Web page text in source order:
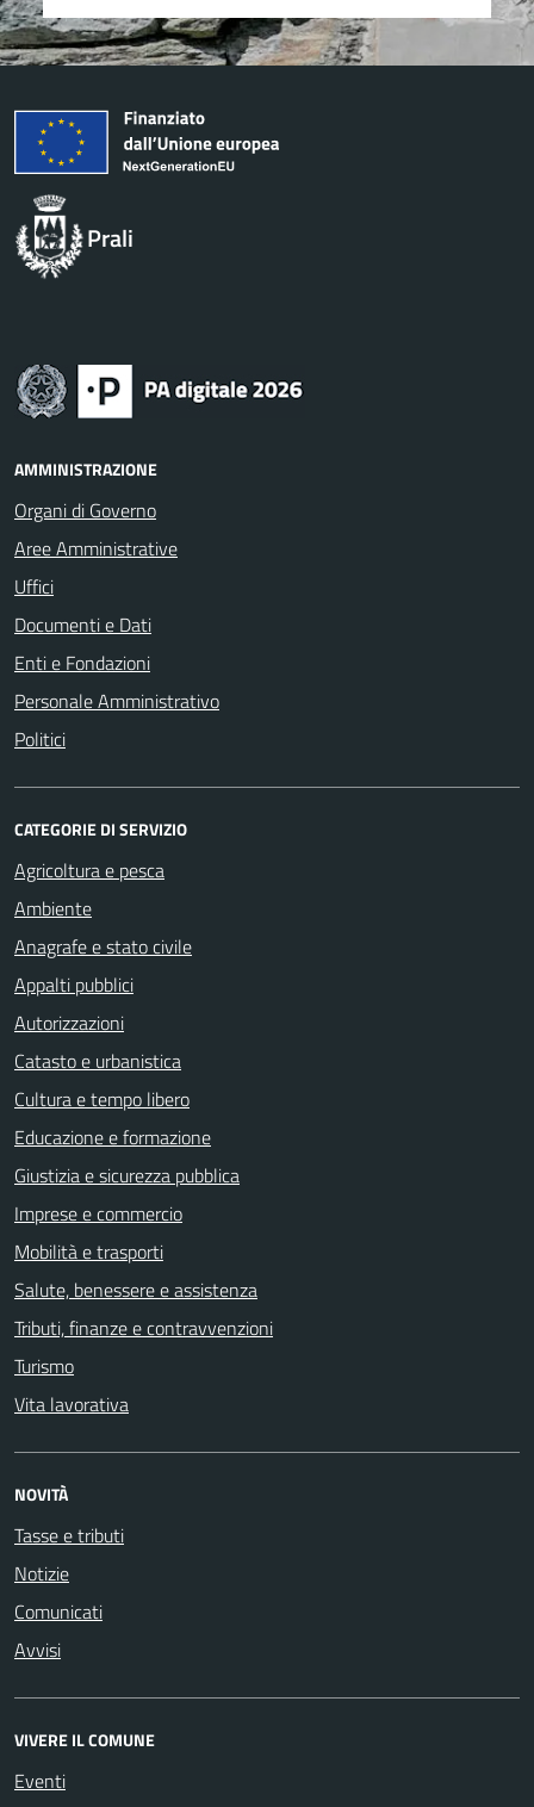
Prali
AMMINISTRAZIONE
Organi di Governo
Aree Amministrative
Uffici
Documenti e Dati
Enti e Fondazioni
Personale Amministrativo
Politici
CATEGORIE DI SERVIZIO
Agricoltura e pesca
Ambiente
Anagrafe e stato civile
Appalti pubblici
Autorizzazioni
Catasto e urbanistica
Cultura e tempo libero
Educazione e formazione
Giustizia e sicurezza pubblica
Imprese e commercio
Mobilità e trasporti
Salute, benessere e assistenza
Tributi, finanze e contravvenzioni
Turismo
Vita lavorativa
NOVITÀ
Tasse e tributi
Notizie
Comunicati
Avvisi
VIVERE IL COMUNE
Eventi